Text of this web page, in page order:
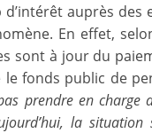
auprès
En effet,
sont à jour du
le fonds public de
prendre en
la